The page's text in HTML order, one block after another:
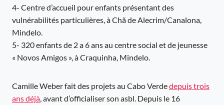
4- Centre d’accueil pour enfants présentant des
vulnérabilités particulières, à Chã de Alecrim/Canalona,
Mindelo.
5- 320 enfants de 2 a 6 ans au centre social et de jeunesse
« Novos Amigos », à Craquinha, Mindelo.
Camille Weber fait des projets au Cabo Verdedepuis trois
ans déjà, avant d’officialiser son asbl. Depuis le 16